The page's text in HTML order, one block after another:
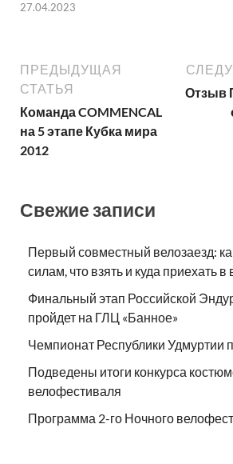
27.04.2023
ПРЕДЫДУЩАЯ
СТАТЬЯ
Команда COMMENCAL
на 5 этапе Кубка мира
2012
Отзыв
Свежие записи
Первый совместный велозаезд:
силам, что взять и куда приехать
Финальный этап Российской
пройдет на ГЛЦ «Банное»
Чемпионат Республики Удмуртии
Подведены итоги конкурса
велофестиваля
Программа 2-го Ночного